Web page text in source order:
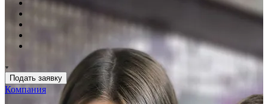
Подать заявку
Компания